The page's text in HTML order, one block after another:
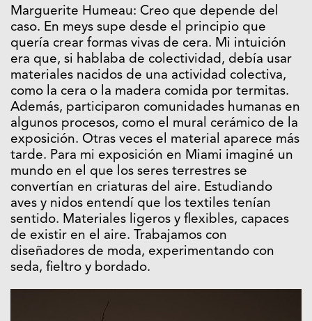
Marguerite Humeau: Creo que depende del
caso. En meys supe desde el principio que
quería crear formas vivas de cera. Mi intuición
era que, si hablaba de colectividad, debía usar
materiales nacidos de una actividad colectiva,
como la cera o la madera comida por termitas.
Además, participaron comunidades humanas en
algunos procesos, como el mural cerámico de la
exposición. Otras veces el material aparece más
tarde. Para mi exposición en Miami imaginé un
mundo en el que los seres terrestres se
convertían en criaturas del aire. Estudiando
aves y nidos entendí que los textiles tenían
sentido. Materiales ligeros y flexibles, capaces
de existir en el aire. Trabajamos con
diseñadores de moda, experimentando con
seda, fieltro y bordado.